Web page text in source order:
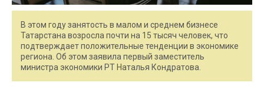
В этом году занятость в малом и среднем бизнесе
Татарстана возросла почти на 15 тысяч человек, что
подтверждает положительные тенденции в экономике
региона. Об этом заявила первый заместитель
министра экономики РТ Наталья Кондратова.